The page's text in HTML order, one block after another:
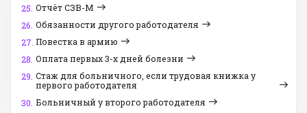
25. Отчёт СЗВ-М
26. Обязанности другого работодателя
27. Повестка в армию
28. Оплата первых 3-х дней болезни
29. Стаж для больничного, если трудовая книжка у
первого работодателя
30. Больничный у второго работодателя